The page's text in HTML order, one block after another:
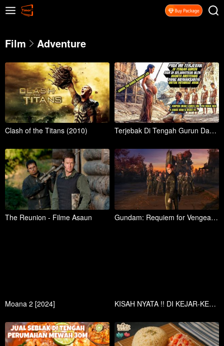
Film Adventure
Clash of the Titans (2010) Terjebak Di Tengah Gurun Dan Di Paksa Membuat Anak Oleh Wanita Misterius
The Reunion - Filme Asaun Gundam: Requiem for Vengeance - Season 1
Moana 2 [2024] KISAH NYATA !! DI KEJAR-KEJAR PASUKAN NAZI SAMPAI KE LIANG LAHAT